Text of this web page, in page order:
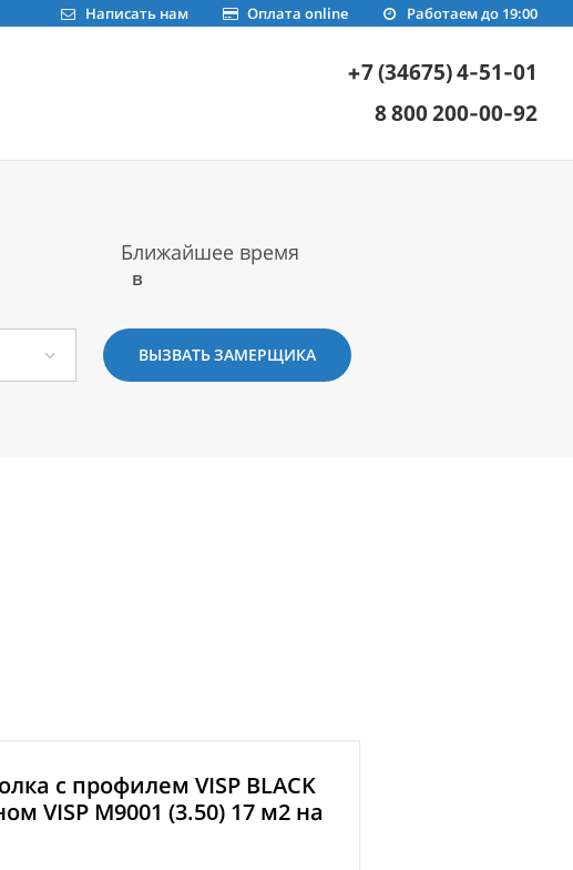
Работаем до 19:00
Оплата online
Написать нам
+7 (34675) 4-51-01
8 800 200-00-92
Ближайшее время
в
ВЫЗВАТЬ ЗАМЕРЩИКА
с профилем VISP BLACK
VISP M9001 (3.50) 17 м2 на